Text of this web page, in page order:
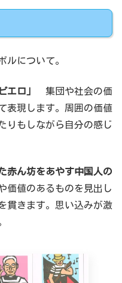
ルについて。
エロ
集団や社会の価
表現します。周囲の価値
りもしながら自分の感じ
赤ん坊をあやす中国人の
価値のあるものを見出し
貫きます。思い込みが激